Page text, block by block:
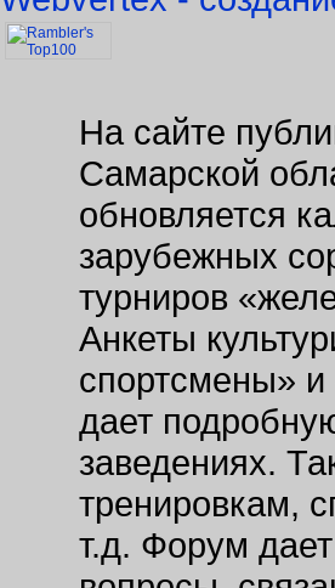
На сайте
Самарской
обновляется
зарубежных
турниров
Анкеты
спортсмены»
дает
заведениях.
тренировкам,
т.д. Форум
вопросы,